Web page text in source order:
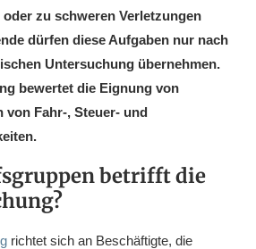
zu schweren Verletzungen
dürfen diese Aufgaben nur nach
Untersuchung übernehmen.
bewertet die Eignung von
von Fahr-, Steuer- und
betrifft die
richtet sich an Beschäftigte, die